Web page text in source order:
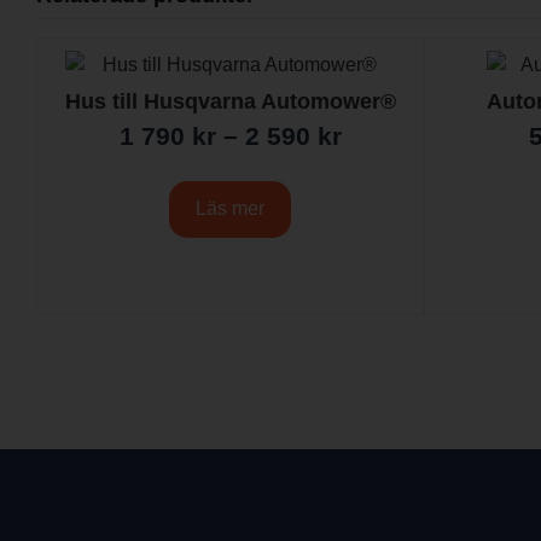
Hus till Husqvarna Automower®
1 790 kr – 2 590 kr
Läs mer